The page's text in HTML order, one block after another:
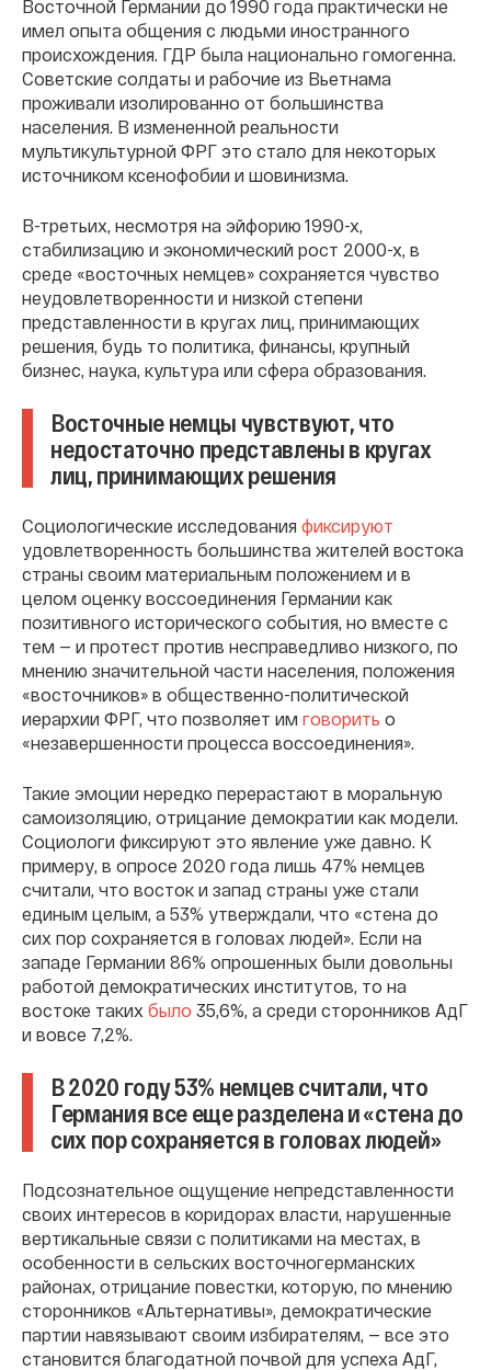
Восточной Германии до 1990 года практически не
имел опыта общения с людьми иностранного
происхождения. ГДР была национально гомогенна.
Советские солдаты и рабочие из Вьетнама
проживали изолированно от большинства
населения. В измененной реальности
мультикультурной ФРГ это стало для некоторых
источником ксенофобии и шовинизма.
В-третьих, несмотря на эйфорию 1990-х,
стабилизацию и экономический рост 2000-х, в
среде «восточных немцев» сохраняется чувство
неудовлетворенности и низкой степени
представленности в кругах лиц, принимающих
решения, будь то политика, финансы, крупный
бизнес, наука, культура или сфера образования.
Восточные немцы чувствуют, что
недостаточно представлены в кругах
лиц, принимающих решения
Социологические исследования фиксируют
удовлетворенность большинства жителей востока
страны своим материальным положением и в
целом оценку воссоединения Германии как
позитивного исторического события, но вместе с
тем — и протест против несправедливо низкого, по
мнению значительной части населения, положения
«восточников» в общественно-политической
иерархии ФРГ, что позволяет им говорить о
«незавершенности процесса воссоединения».
Такие эмоции нередко перерастают в моральную
самоизоляцию, отрицание демократии как модели.
Социологи фиксируют это явление уже давно. К
примеру, в опросе 2020 года лишь 47% немцев
считали, что восток и запад страны уже стали
единым целым, а 53% утверждали, что «стена до
сих пор сохраняется в головах людей». Если на
западе Германии 86% опрошенных были довольны
работой демократических институтов, то на
востоке таких было 35,6%, а среди сторонников АдГ
и вовсе 7,2%.
В 2020 году 53% немцев считали, что
Германия все еще разделена и «стена до
сих пор сохраняется в головах людей»
Подсознательное ощущение непредставленности
своих интересов в коридорах власти, нарушенные
вертикальные связи с политиками на местах, в
особенности в сельских восточногерманских
районах, отрицание повестки, которую, по мнению
сторонников «Альтернативы», демократические
партии навязывают своим избирателям, — все это
становится благодатной почвой для успеха АдГ,